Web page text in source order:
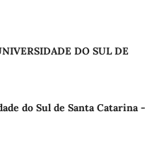
DO SUL DE
do Sul de Santa Catarina -